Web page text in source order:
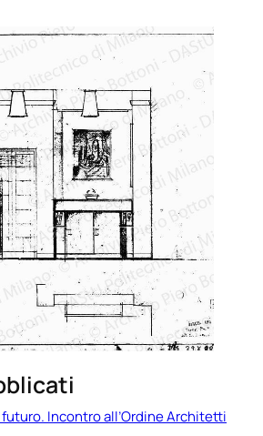
Incontro all’Ordine Architetti